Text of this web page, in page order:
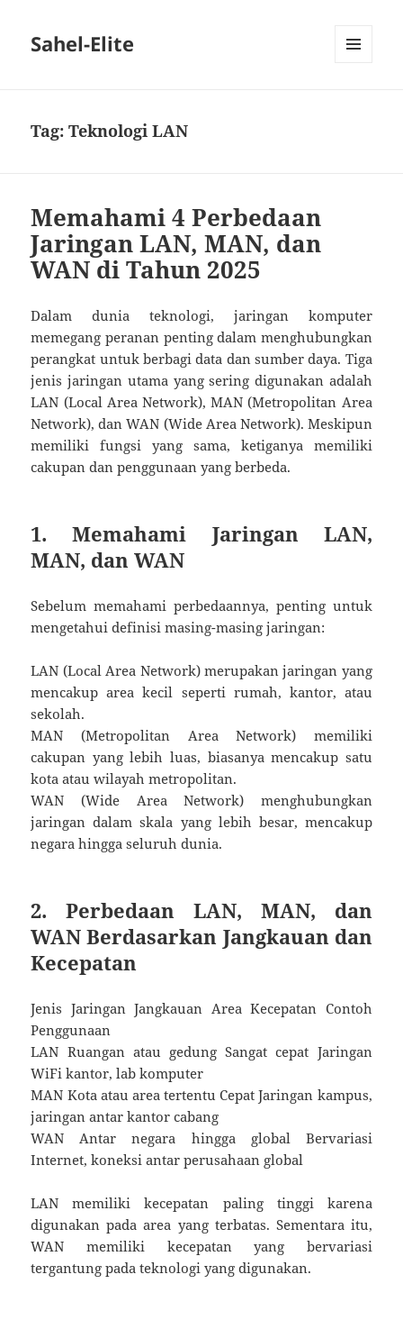
Sahel-Elite
Tag:Teknologi LAN
Memahami 4 Perbedaan
Jaringan LAN, MAN, dan
WAN di Tahun 2025
Dalam dunia teknologi, jaringan komputer
memegang peranan penting dalam menghubungkan
perangkat untuk berbagi data dan sumber daya. Tiga
jenis jaringan utama yang sering digunakan adalah
LAN (Local Area Network), MAN (Metropolitan Area
Network), dan WAN (Wide Area Network). Meskipun
memiliki fungsi yang sama, ketiganya memiliki
cakupan dan penggunaan yang berbeda.
1. Memahami Jaringan LAN,
MAN, dan WAN
Sebelum memahami perbedaannya, penting untuk
mengetahui definisi masing-masing jaringan:
LAN (Local Area Network) merupakan jaringan yang
mencakup area kecil seperti rumah, kantor, atau
sekolah.
MAN (Metropolitan Area Network) memiliki
cakupan yang lebih luas, biasanya mencakup satu
kota atau wilayah metropolitan.
WAN (Wide Area Network) menghubungkan
jaringan dalam skala yang lebih besar, mencakup
negara hingga seluruh dunia.
2. Perbedaan LAN, MAN, dan
WAN Berdasarkan Jangkauan dan
Kecepatan
Jenis Jaringan Jangkauan Area Kecepatan Contoh
Penggunaan
LAN Ruangan atau gedung Sangat cepat Jaringan
WiFi kantor, lab komputer
MAN Kota atau area tertentu Cepat Jaringan kampus,
jaringan antar kantor cabang
WAN Antar negara hingga global Bervariasi
Internet, koneksi antar perusahaan global
LAN memiliki kecepatan paling tinggi karena
digunakan pada area yang terbatas. Sementara itu,
WAN memiliki kecepatan yang bervariasi
tergantung pada teknologi yang digunakan.